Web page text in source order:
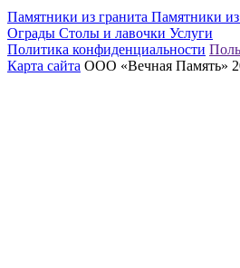
Памятники из гранита Памятники
Ограды Столы и лавочки Услуги
Политика конфиденциальности
Карта сайта ООО «Вечная Память»